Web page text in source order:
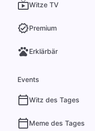
Witze TV
Premium
Erklärbär
Events
Witz des Tages
Meme des Tages